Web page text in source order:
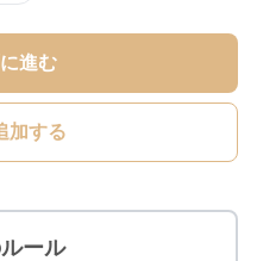
進む
加する
ール